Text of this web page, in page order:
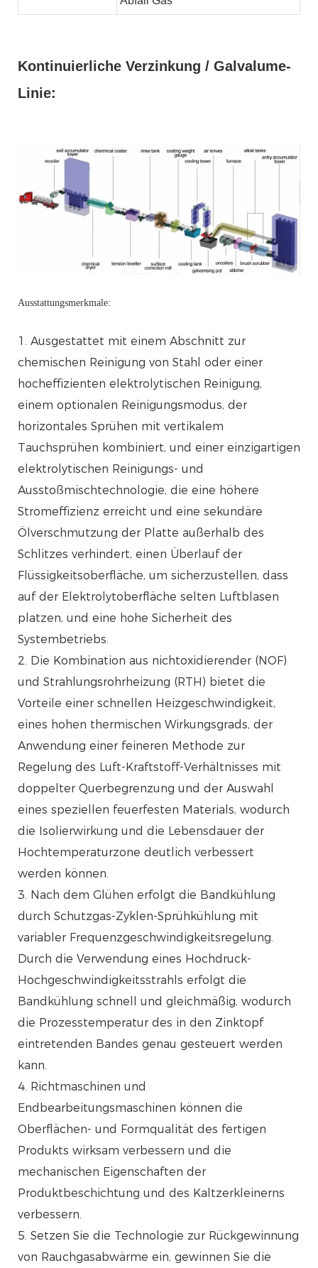
Kontinuierliche Verzinkung / Galvalume-
Linie:
Ausstattungsmerkmale:
1. Ausgestattet mit einem Abschnitt zur
chemischen Reinigung von Stahl oder einer
hocheffizienten elektrolytischen Reinigung,
einem optionalen Reinigungsmodus, der
horizontales Sprühen mit vertikalem
Tauchsprühen kombiniert, und einer einzigartigen
elektrolytischen Reinigungs- und
Ausstoßmischtechnologie, die eine höhere
Stromeffizienz erreicht und eine sekundäre
Ölverschmutzung der Platte außerhalb des
Schlitzes verhindert, einen Überlauf der
Flüssigkeitsoberfläche, um sicherzustellen, dass
auf der Elektrolytoberfläche selten Luftblasen
platzen, und eine hohe Sicherheit des
Systembetriebs.
2. Die Kombination aus nichtoxidierender (NOF)
und Strahlungsrohrheizung (RTH) bietet die
Vorteile einer schnellen Heizgeschwindigkeit,
eines hohen thermischen Wirkungsgrads, der
Anwendung einer feineren Methode zur
Regelung des Luft-Kraftstoff-Verhältnisses mit
doppelter Querbegrenzung und der Auswahl
eines speziellen feuerfesten Materials, wodurch
die Isolierwirkung und die Lebensdauer der
Hochtemperaturzone deutlich verbessert
werden können.
3. Nach dem Glühen erfolgt die Bandkühlung
durch Schutzgas-Zyklen-Sprühkühlung mit
variabler Frequenzgeschwindigkeitsregelung.
Durch die Verwendung eines Hochdruck-
Hochgeschwindigkeitsstrahls erfolgt die
Bandkühlung schnell und gleichmäßig, wodurch
die Prozesstemperatur des in den Zinktopf
eintretenden Bandes genau gesteuert werden
kann.
4. Richtmaschinen und
Endbearbeitungsmaschinen können die
Oberflächen- und Formqualität des fertigen
Produkts wirksam verbessern und die
mechanischen Eigenschaften der
Produktbeschichtung und des Kaltzerkleinerns
verbessern.
5. Setzen Sie die Technologie zur Rückgewinnung
von Rauchgasabwärme ein, gewinnen Sie die